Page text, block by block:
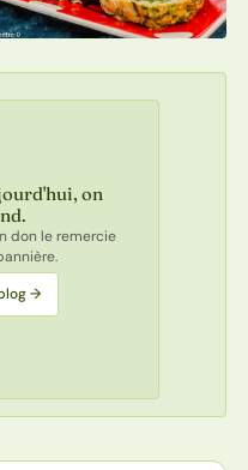
on
don le remercie
→